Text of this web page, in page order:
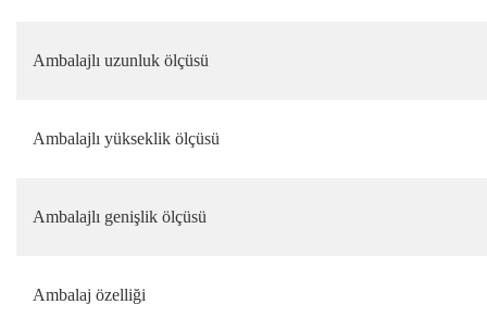
Ambalajlı uzunluk ölçüsü
Ambalajlı yükseklik ölçüsü
Ambalajlı genişlik ölçüsü
Ambalaj özelliği